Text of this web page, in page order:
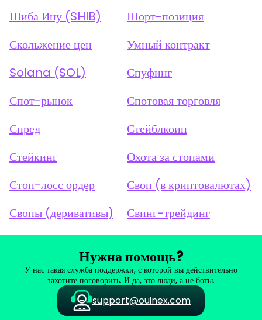
Шиба Ину (SHIB)
Шорт-позиция
Скольжение цен
Умный контракт
Solana (SOL)
Спуфинг
Спот-рынок
Спотовая торговля
Спред
Стейблкоин
Стейкинг
Охота за стопами
Стоп-лосс ордер
Своп (в криптовалютах)
Свопы (деривативы)
Свинг-трейдинг
Нужна помощь?
У нас такая служба поддержки, с которой вы действительно
захотите поговорить. И да, это люди, а не боты.
support@ouinex.com